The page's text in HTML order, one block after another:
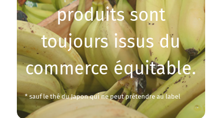
produits sont
toujours issus du
commerce équitable.
* sauf le thé du Japon qui ne peut prétendre au label